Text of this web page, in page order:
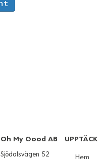
Oh My Good AB
Sjödalsvägen 52
UPPTÄCK
Hem